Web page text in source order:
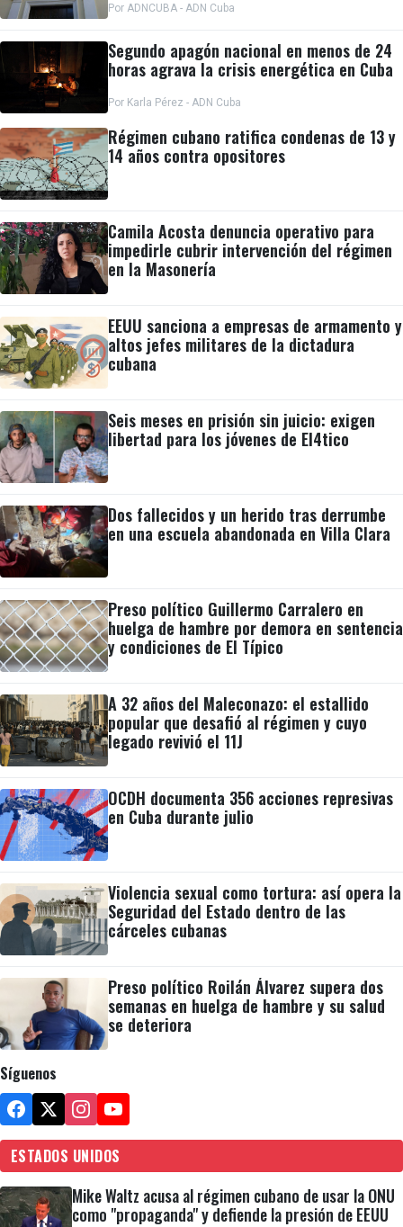
Régimen cubano ratifica condenas de 13 y
14 años contra opositores
Camila Acosta denuncia operativo para
impedirle cubrir intervención del régimen
en la Masonería
EEUU sanciona a empresas de armamento y
altos jefes militares de la dictadura
cubana
Seis meses en prisión sin juicio: exigen
libertad para los jóvenes de El4tico
Dos fallecidos y un herido tras derrumbe
en una escuela abandonada en Villa Clara
Preso político Guillermo Carralero en
huelga de hambre por demora en sentencia
y condiciones de El Típico
A 32 años del Maleconazo: el estallido
popular que desafió al régimen y cuyo
legado revivió el 11J
OCDH documenta 356 acciones represivas
en Cuba durante julio
Violencia sexual como tortura: así opera la
Seguridad del Estado dentro de las
cárceles cubanas
Preso político Roilán Álvarez supera dos
semanas en huelga de hambre y su salud
se deteriora
Por ADNCUBA - ADN Cuba
Segundo apagón nacional en menos de 24
horas agrava la crisis energética en Cuba
Por Karla Pérez - ADN Cuba
Síguenos
ESTADOS UNIDOS
Mike Waltz acusa al régimen cubano de usar la ONU
como "propaganda" y defiende la presión de EEUU